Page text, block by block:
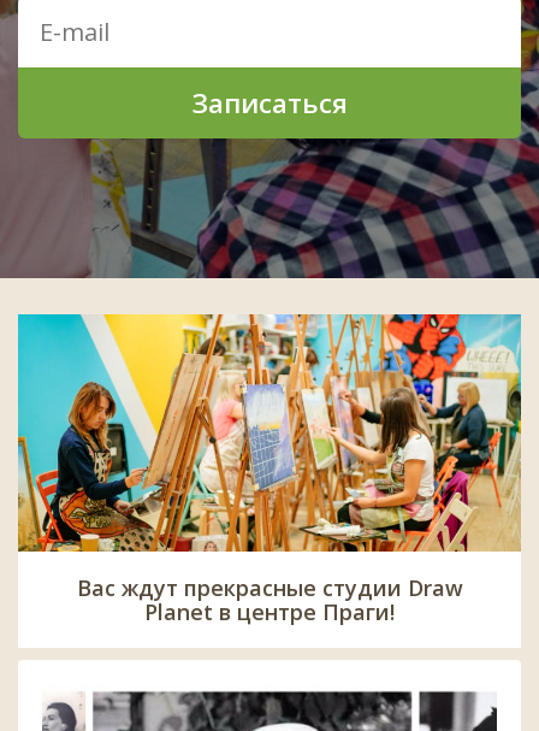
Записаться
Вас ждут прекрасные студии Draw
Planet в центре Праги!